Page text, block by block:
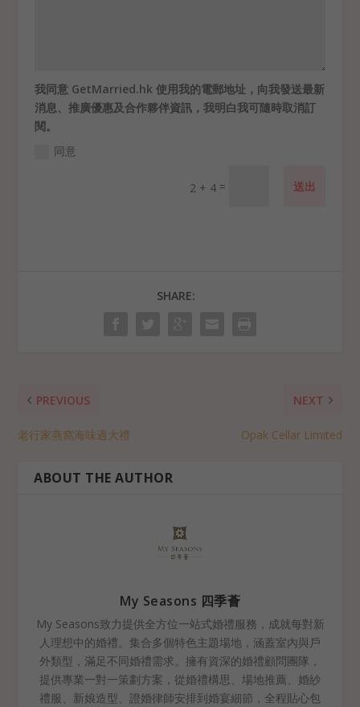
我同意 GetMarried.hk 使用我的電郵地址，向我發送最新
消息、推廣優惠及合作夥伴資訊，我明白我可隨時取消訂
閱。
同意
2 + 4 = 送出
SHARE:
PREVIOUS
老行家燕窩海味過大禮
NEXT
Opak Cellar Limited
ABOUT THE AUTHOR
My Seasons 四季薈
My Seasons致力提供全方位一站式婚禮服務，成就每對新
人理想中的婚禮。集合多個特色主題場地，涵蓋室內與戶
外類型，滿足不同婚禮需求。擁有資深的婚禮顧問團隊，
提供專業一對一策劃方案，從婚禮構思、場地推薦、婚紗
禮服、新娘造型、證婚律師安排到婚宴細節，全程貼心包